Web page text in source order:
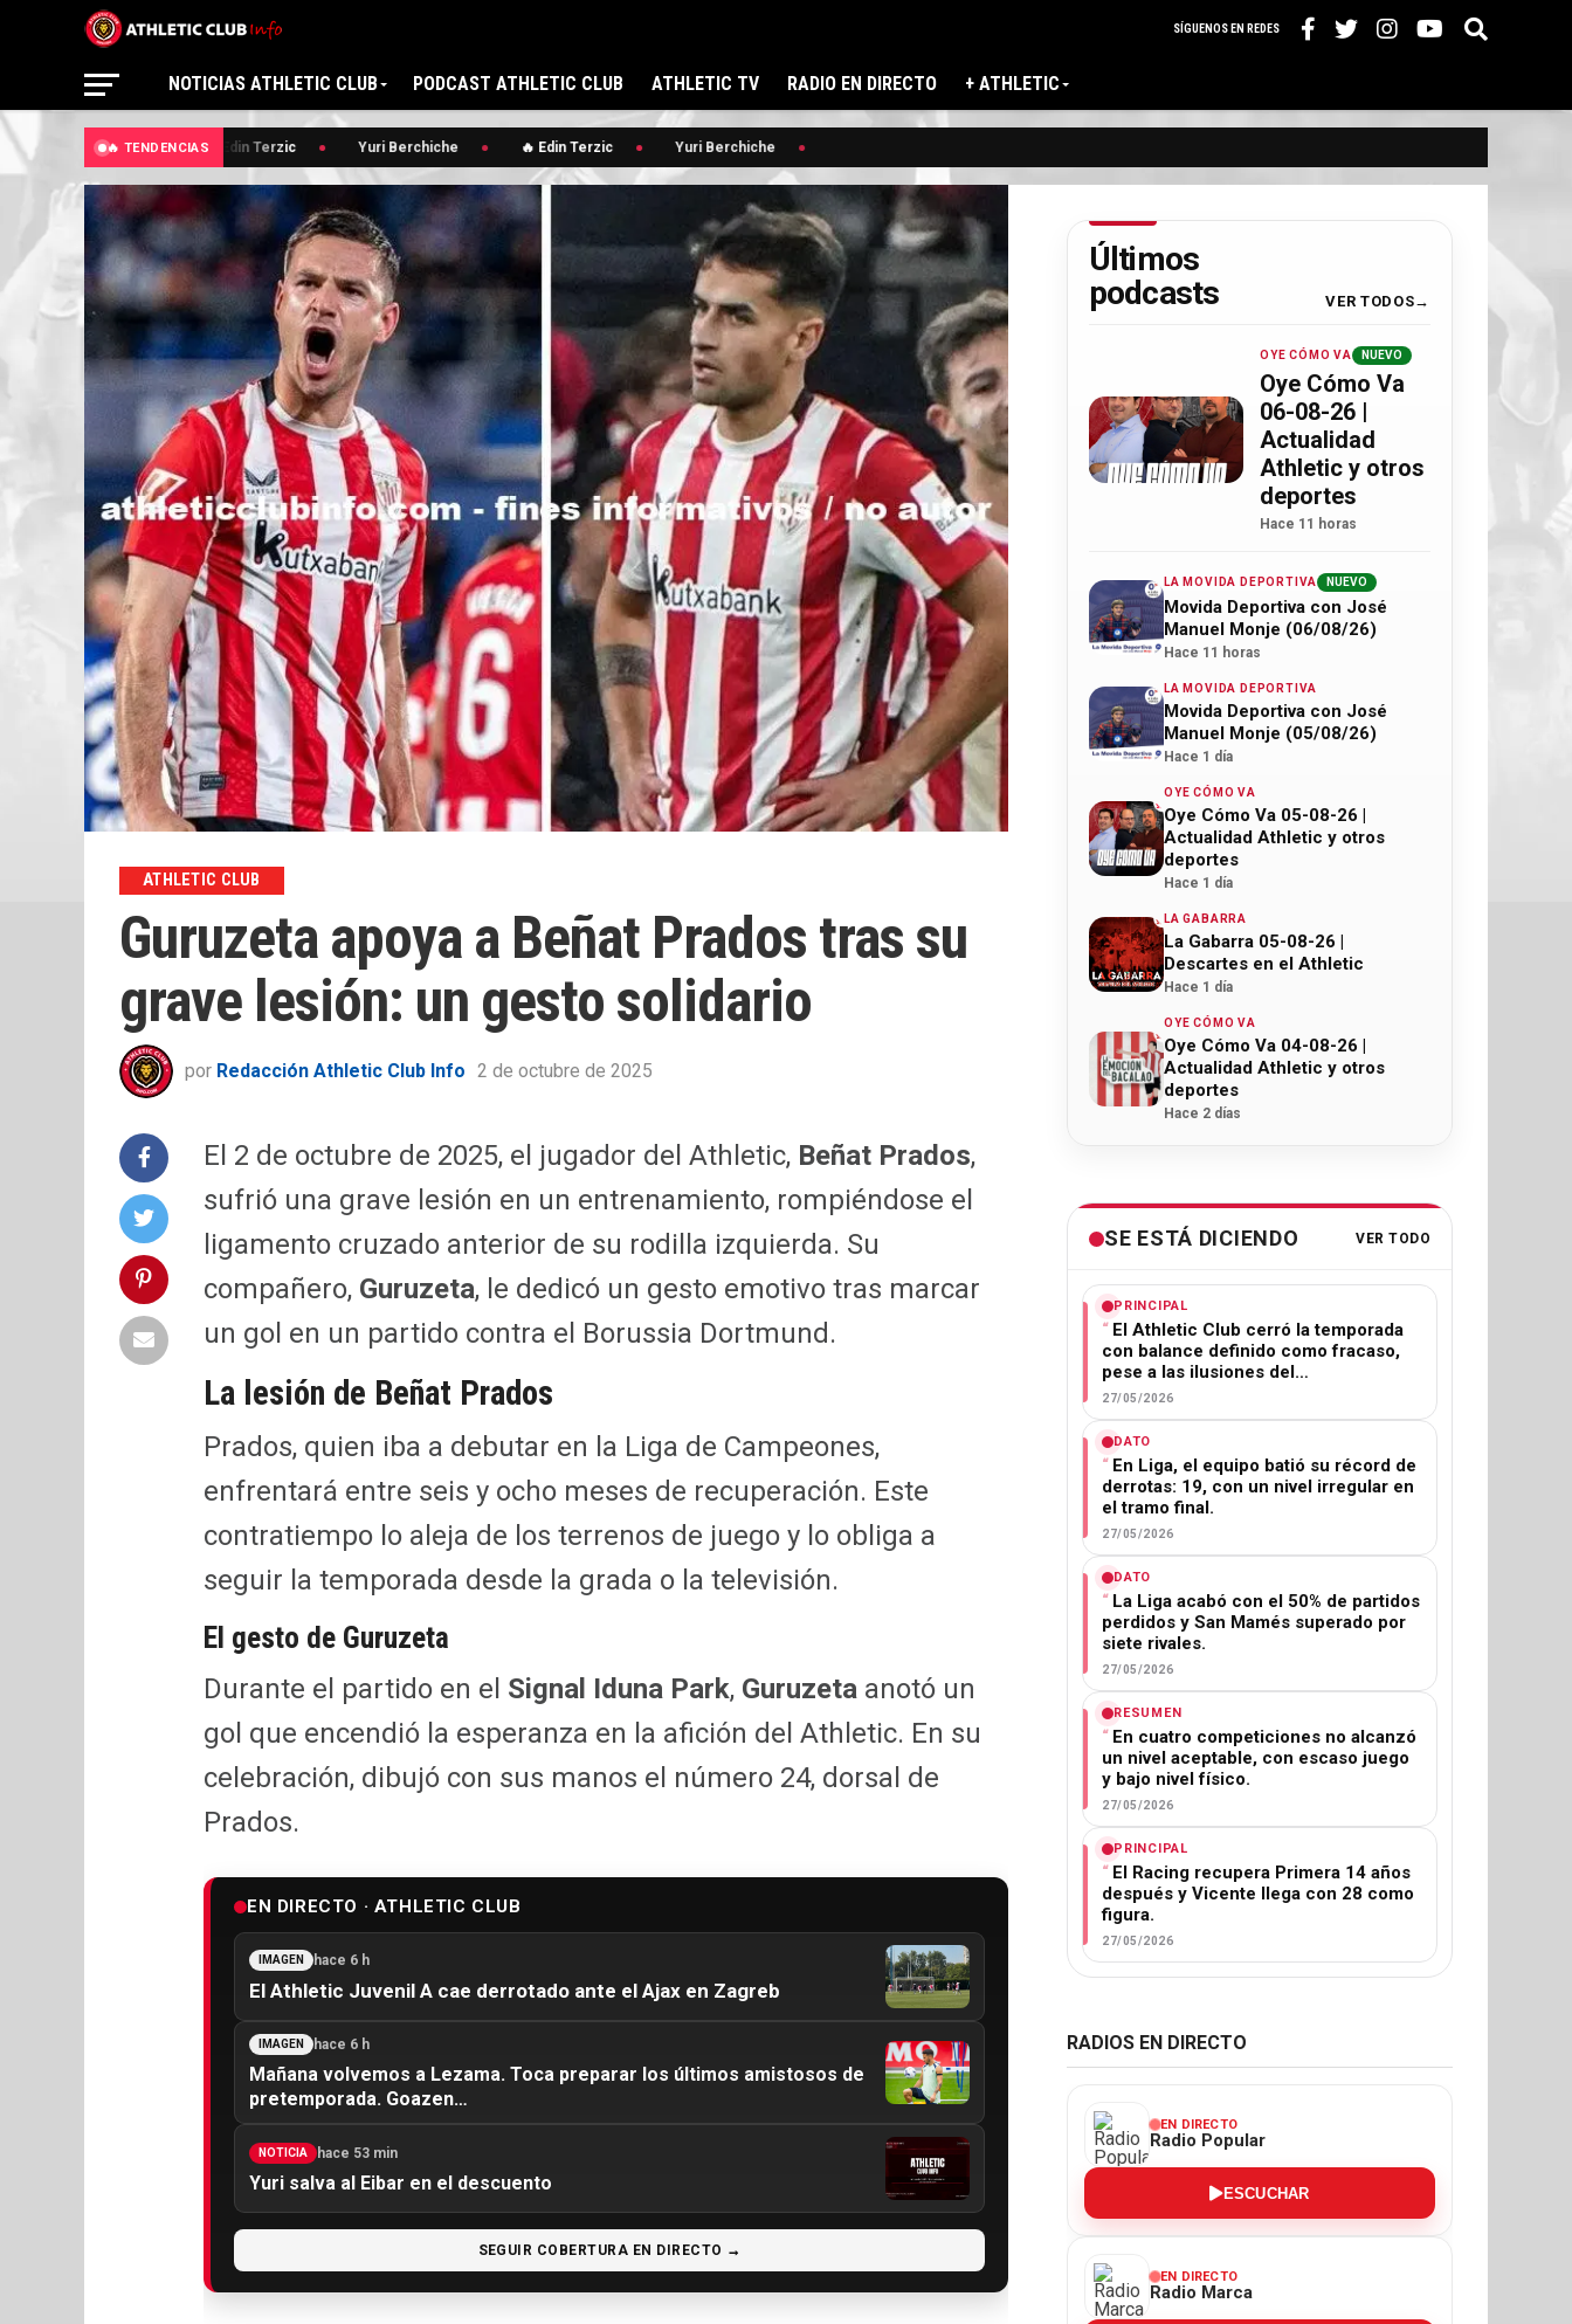
SÍGUENOS EN REDES
NOTICIAS ATHLETIC CLUB PODCAST ATHLETIC CLUB ATHLETIC TV RADIO EN DIRECTO + ATHLETIC
🔥 TENDENCIAS🔥 Edin Terzic Yuri Berchiche 🔥 Edin Terzic Yuri Berchiche
ATHLETIC CLUB
Guruzeta apoya a Beñat Prados tras su
grave lesión: un gesto solidario
por Redacción Athletic Club Info 2 de octubre de 2025
El 2 de octubre de 2025, el jugador del Athletic, Beñat Prados,
sufrió una grave lesión en un entrenamiento, rompiéndose el
ligamento cruzado anterior de su rodilla izquierda. Su
compañero, Guruzeta, le dedicó un gesto emotivo tras marcar
un gol en un partido contra el Borussia Dortmund.
La lesión de Beñat Prados
Prados, quien iba a debutar en la Liga de Campeones,
enfrentará entre seis y ocho meses de recuperación. Este
contratiempo lo aleja de los terrenos de juego y lo obliga a
seguir la temporada desde la grada o la televisión.
El gesto de Guruzeta
Durante el partido en el Signal Iduna Park, Guruzeta anotó un
gol que encendió la esperanza en la afición del Athletic. En su
celebración, dibujó con sus manos el número 24, dorsal de
Prados.
EN DIRECTO · ATHLETIC CLUB
IMAGEN hace 6 h
El Athletic Juvenil A cae derrotado ante el Ajax en Zagreb
IMAGEN hace 6 h
Mañana volvemos a Lezama. Toca preparar los últimos amistosos de
pretemporada. Goazen…
NOTICIA hace 53 min
Yuri salva al Eibar en el descuento
SEGUIR COBERTURA EN DIRECTO →
Últimos
podcasts
VER TODOS
OYE CÓMO VA NUEVO
Oye Cómo Va
06-08-26 |
Actualidad
Athletic y otros
deportes
Hace 11 horas
LA MOVIDA DEPORTIVA NUEVO
Movida Deportiva con José
Manuel Monje (06/08/26)
Hace 11 horas
LA MOVIDA DEPORTIVA
Movida Deportiva con José
Manuel Monje (05/08/26)
Hace 1 día
OYE CÓMO VA
Oye Cómo Va 05-08-26 |
Actualidad Athletic y otros
deportes
Hace 1 día
LA GABARRA
La Gabarra 05-08-26 |
Descartes en el Athletic
Hace 1 día
OYE CÓMO VA
Oye Cómo Va 04-08-26 |
Actualidad Athletic y otros
deportes
Hace 2 días
SE ESTÁ DICIENDO VER TODO
PRINCIPAL
El Athletic Club cerró la temporada
con balance definido como fracaso,
pese a las ilusiones del…
27/05/2026
DATO
En Liga, el equipo batió su récord de
derrotas: 19, con un nivel irregular en
el tramo final.
27/05/2026
DATO
La Liga acabó con el 50% de partidos
perdidos y San Mamés superado por
siete rivales.
27/05/2026
RESUMEN
En cuatro competiciones no alcanzó
un nivel aceptable, con escaso juego
y bajo nivel físico.
27/05/2026
PRINCIPAL
El Racing recupera Primera 14 años
después y Vicente llega con 28 como
figura.
27/05/2026
RADIOS EN DIRECTO
EN DIRECTO
Radio Popular
ESCUCHAR
EN DIRECTO
Radio Marca